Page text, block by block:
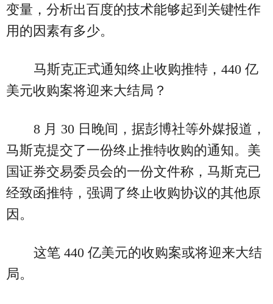
变量，分析出百度的技术能够起到关键性作
用的因素有多少。
马斯克正式通知终止收购推特，440 亿
美元收购案将迎来大结局？
8 月 30 日晚间，据彭博社等外媒报道，
马斯克提交了一份终止推特收购的通知。美
国证券交易委员会的一份文件称，马斯克已
经致函推特，强调了终止收购协议的其他原
因。
这笔 440 亿美元的收购案或将迎来大结
局。